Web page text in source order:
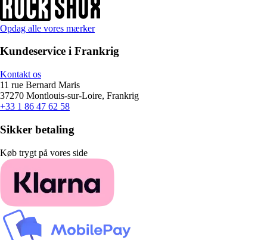
Opdag alle vores mærker
Kundeservice i Frankrig
Kontakt os
11 rue Bernard Maris
37270 Montlouis-sur-Loire, Frankrig
+33 1 86 47 62 58
Sikker betaling
Køb trygt på vores side